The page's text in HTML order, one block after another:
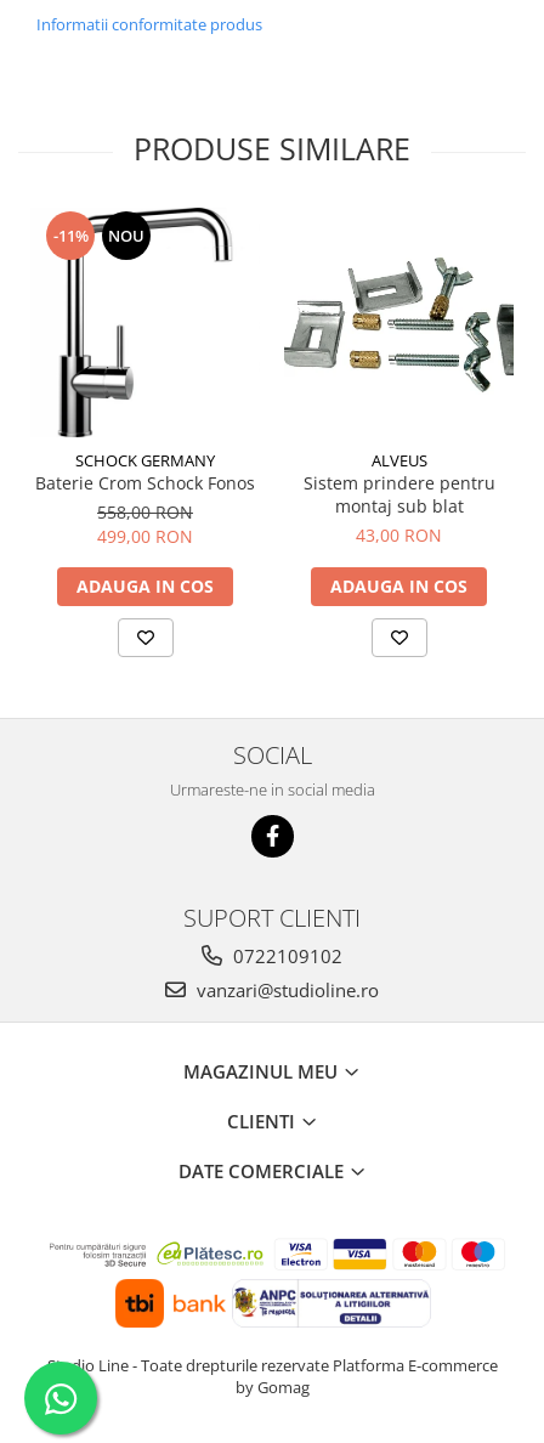
Informatii conformitate produs
PRODUSE SIMILARE
-11% NOU
SCHOCK GERMANY
Baterie Crom Schock Fonos
558,00 RON
499,00 RON
ADAUGA IN COS
ALVEUS
Sistem prindere pentru
montaj sub blat
43,00 RON
ADAUGA IN COS
SOCIAL
Urmareste-ne in social media
SUPORT CLIENTI
0722109102
vanzari@studioline.ro
MAGAZINUL MEU
CLIENTI
DATE COMERCIALE
Studio Line - Toate drepturile rezervate Platforma E-commerce
by Gomag